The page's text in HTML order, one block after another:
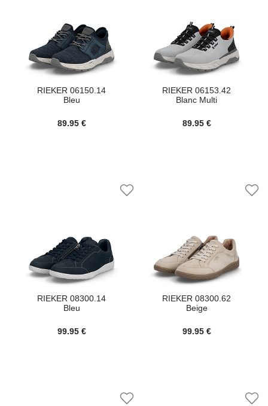
RIEKER 06150.14
Bleu
89.95 €
RIEKER 06153.42
Blanc Multi
89.95 €
RIEKER 08300.14
Bleu
99.95 €
RIEKER 08300.62
Beige
99.95 €